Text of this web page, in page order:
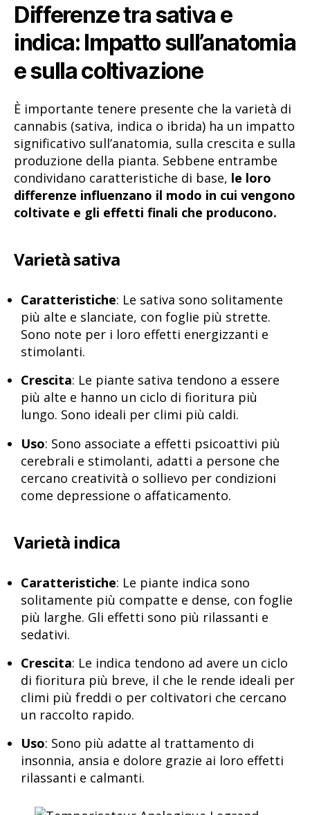
Differenze tra sativa e
indica: Impatto sull’anatomia
e sulla coltivazione
È importante tenere presente che la varietà di
cannabis (sativa, indica o ibrida) ha un impatto
significativo sull’anatomia, sulla crescita e sulla
produzione della pianta. Sebbene entrambe
condividano caratteristiche di base, le loro
differenze influenzano il modo in cui vengono
coltivate e gli effetti finali che producono.
Varietà sativa
Caratteristiche: Le sativa sono solitamente
più alte e slanciate, con foglie più strette.
Sono note per i loro effetti energizzanti e
stimolanti.
Crescita: Le piante sativa tendono a essere
più alte e hanno un ciclo di fioritura più
lungo. Sono ideali per climi più caldi.
Uso: Sono associate a effetti psicoattivi più
cerebrali e stimolanti, adatti a persone che
cercano creatività o sollievo per condizioni
come depressione o affaticamento.
Varietà indica
Caratteristiche: Le piante indica sono
solitamente più compatte e dense, con foglie
più larghe. Gli effetti sono più rilassanti e
sedativi.
Crescita: Le indica tendono ad avere un ciclo
di fioritura più breve, il che le rende ideali per
climi più freddi o per coltivatori che cercano
un raccolto rapido.
Uso: Sono più adatte al trattamento di
insonnia, ansia e dolore grazie ai loro effetti
rilassanti e calmanti.